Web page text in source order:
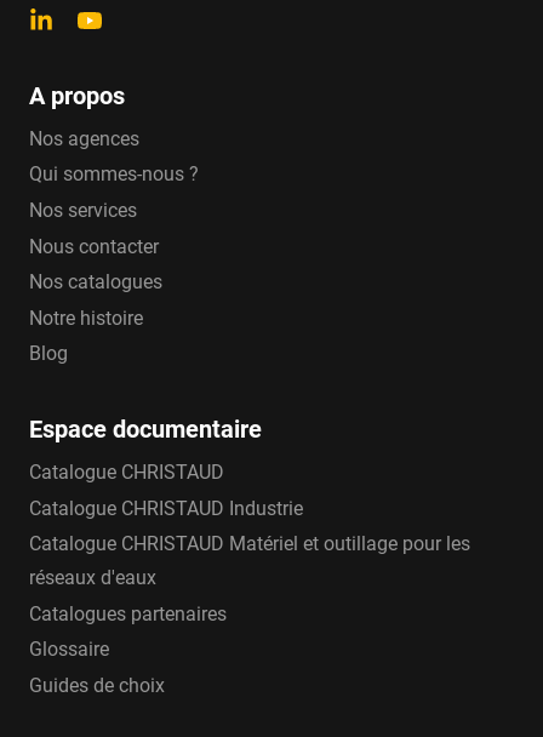
A propos
Nos agences
Qui sommes-nous ?
Nos services
Nous contacter
Nos catalogues
Notre histoire
Blog
Espace documentaire
Catalogue CHRISTAUD
Catalogue CHRISTAUD Industrie
Catalogue CHRISTAUD Matériel et outillage pour les
réseaux d'eaux
Catalogues partenaires
Glossaire
Guides de choix